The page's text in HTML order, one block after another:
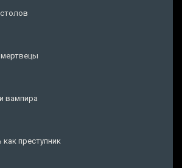
вампира
преступник